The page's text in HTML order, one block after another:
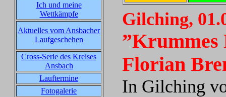
Ich und meine
Wettkämpfe
Aktuelles vom Ansbacher
Laufgeschehen
Cross-Serie des Kreises
Ansbach
Lauftermine
Fotogalerie
Gilching,
Florian
In Gilching